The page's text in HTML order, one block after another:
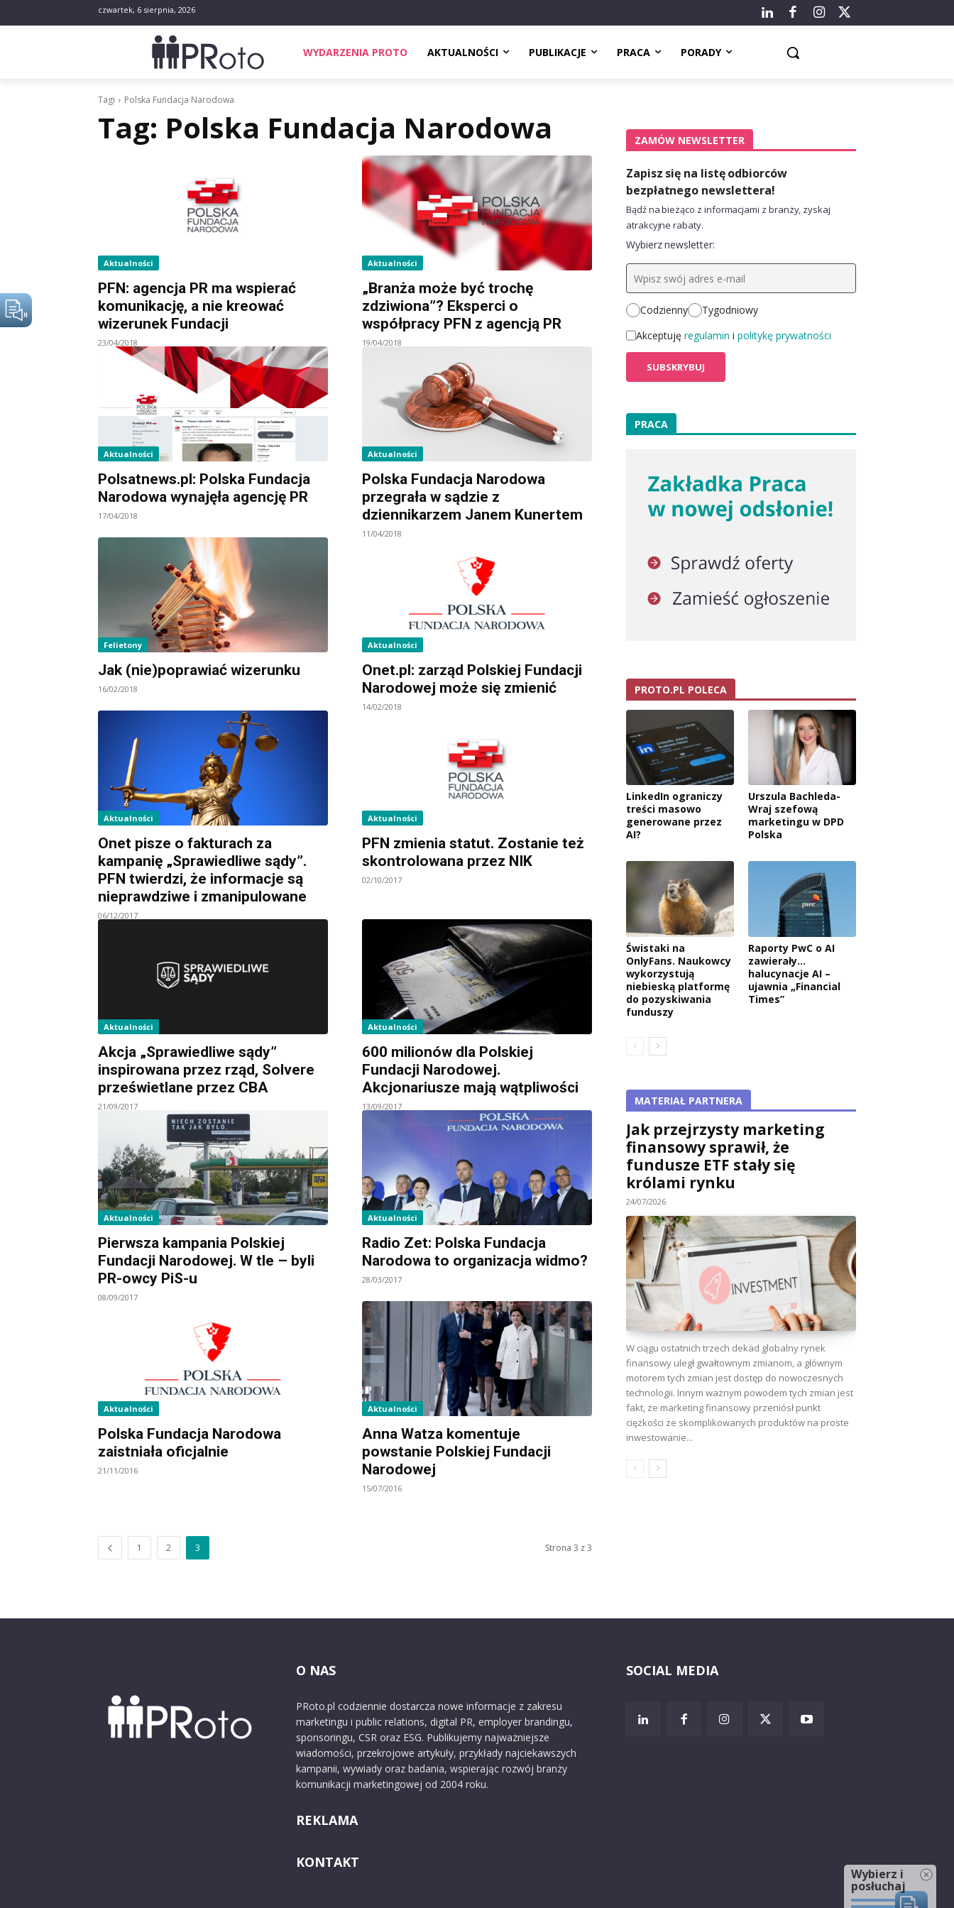
czwartek, 6 sierpnia, 2026
WYDARZENIA PROTO AKTUALNOŚCI PUBLIKACJE PRACA PORADY
Tagi Polska Fundacja Narodowa
Tag: Polska Fundacja Narodowa
Aktualności
PFN: agencja PR ma wspierać
komunikację, a nie kreować
wizerunek Fundacji
23/04/2018
Aktualności
„Branża może być trochę
zdziwiona”? Eksperci o
współpracy PFN z agencją PR
19/04/2018
Aktualności
Polsatnews.pl: Polska Fundacja
Narodowa wynajęła agencję PR
17/04/2018
Aktualności
Polska Fundacja Narodowa
przegrała w sądzie z
dziennikarzem Janem Kunertem
11/04/2018
Felietony
Jak (nie)poprawiać wizerunku
16/02/2018
Aktualności
Onet.pl: zarząd Polskiej Fundacji
Narodowej może się zmienić
14/02/2018
Aktualności
Onet pisze o fakturach za
kampanię „Sprawiedliwe sądy”.
PFN twierdzi, że informacje są
nieprawdziwe i zmanipulowane
06/12/2017
Aktualności
PFN zmienia statut. Zostanie też
skontrolowana przez NIK
02/10/2017
Aktualności
Akcja „Sprawiedliwe sądy”
inspirowana przez rząd, Solvere
prześwietlane przez CBA
21/09/2017
Aktualności
600 milionów dla Polskiej
Fundacji Narodowej.
Akcjonariusze mają wątpliwości
13/09/2017
Aktualności
Pierwsza kampania Polskiej
Fundacji Narodowej. W tle – byli
PR-owcy PiS-u
08/09/2017
Aktualności
Radio Zet: Polska Fundacja
Narodowa to organizacja widmo?
28/03/2017
Aktualności
Polska Fundacja Narodowa
zaistniała oficjalnie
21/11/2016
Aktualności
Anna Watza komentuje
powstanie Polskiej Fundacji
Narodowej
15/07/2016
1 2 3 Strona 3 z 3
ZAMÓW NEWSLETTER
Zapisz się na listę odbiorców
bezpłatnego newslettera!
Bądź na bieżąco z informacjami z branży, zyskaj
atrakcyjne rabaty.
Wybierz newsletter:
Codzienny
Tygodniowy
Akceptuję regulamin i politykę prywatności
PRACA
PROTO.PL POLECA
LinkedIn ograniczy
treści masowo
generowane przez
AI?
Urszula Bachleda-
Wraj szefową
marketingu w DPD
Polska
Świstaki na
OnlyFans. Naukowcy
wykorzystują
niebieską platformę
do pozyskiwania
funduszy
Raporty PwC o AI
zawierały…
halucynacje AI –
ujawnia „Financial
Times”
MATERIAŁ PARTNERA
Jak przejrzysty marketing
finansowy sprawił, że
fundusze ETF stały się
królami rynku
24/07/2026
W ciągu ostatnich trzech dekad globalny rynek
finansowy uległ gwałtownym zmianom, a głównym
motorem tych zmian jest dostęp do nowoczesnych
technologii. Innym ważnym powodem tych zmian jest
fakt, że marketing finansowy przeniósł punkt
ciężkości ze skomplikowanych produktów na proste
inwestowanie...
O NAS
PRoto.pl codziennie dostarcza nowe informacje z zakresu
marketingu i public relations, digital PR, employer brandingu,
sponsoringu, CSR oraz ESG. Publikujemy najważniejsze
wiadomości, przekrojowe artykuły, przykłady najciekawszych
kampanii, wywiady oraz badania, wspierając rozwój branży
komunikacji marketingowej od 2004 roku.
REKLAMA
KONTAKT
SOCIAL MEDIA
Wybierz i
posłuchaj